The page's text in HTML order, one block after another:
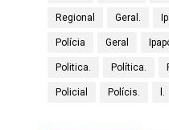
Regional Geral.
Polícia Geral
Politica. Política.
Policial Polícis. l.